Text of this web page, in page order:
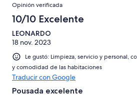
Opinión verificada
10/10 Excelente
LEONARDO
18 nov. 2023
Le gustó: Limpieza, servicio y personal,
y comodidad de las habitaciones
Traducir con Google
Pousada excelente